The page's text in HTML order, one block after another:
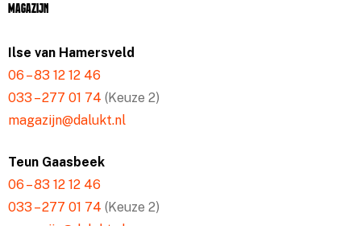
Magazijn
Ilse van Hamersveld
06 – 83 12 12 46
033 – 277 01 74 (Keuze 2)
magazijn@dalukt.nl
Teun Gaasbeek
06 – 83 12 12 46
033 – 277 01 74 (Keuze 2)